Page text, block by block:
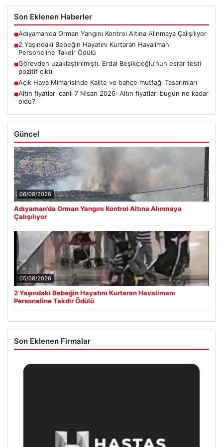
Son Eklenen Haberler
■Adıyaman’da Orman Yangını Kontrol Altına Alınmaya Çalışılıyor
■2 Yaşındaki Bebeğin Hayatını Kurtaran Havalimanı
Personeline Takdir Ödülü
■Görevden uzaklaştırılmıştı. Erdal Beşikçioğlu’nun esrar testi
pozitif çıktı
■Açık Hava Mimarisinde Kalite ve bahçe mutfağı Tasarımları
■Altın fiyatları canlı 7 Nisan 2026: Altın fiyatları bugün ne kadar
oldu?
Güncel
06/08/2026
Adıyaman’da Orman Yangını Kontrol Altına Alınmaya
Çalışılıyor
05/08/2026
2 Yaşındaki Bebeğin Hayatını Kurtaran Havalimanı
Personeline Takdir Ödülü
Son Eklenen Firmalar